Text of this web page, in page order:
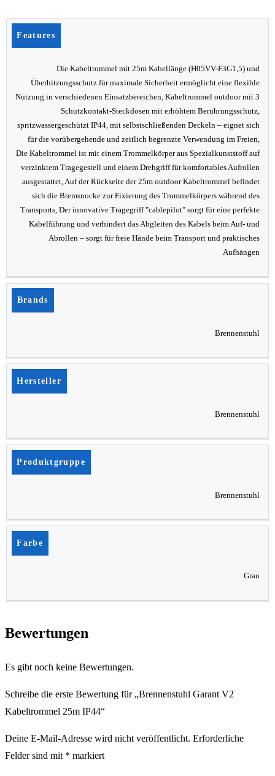
Features
Die Kabeltrommel mit 25m Kabellänge (H05VV-F3G1,5) und
Überhitzungsschutz für maximale Sicherheit ermöglicht eine flexible
Nutzung in verschiedenen Einsatzbereichen, Kabeltrommel outdoor mit 3
Schutzkontakt-Steckdosen mit erhöhtem Berührungsschutz,
spritzwassergeschützt IP44, mit selbstschließenden Deckeln – eignet sich
für die vorübergehende und zeitlich begrenzte Verwendung im Freien,
Die Kabeltrommel ist mit einem Trommelkörper aus Spezialkunststoff auf
verzinktem Tragegestell und einem Drehgriff für komfortables Aufrollen
ausgestattet, Auf der Rückseite der 25m outdoor Kabeltrommel befindet
sich die Bremsnocke zur Fixierung des Trommelkörpers während des
Transports, Der innovative Tragegriff "cablepilot" sorgt für eine perfekte
Kabelführung und verhindert das Abgleiten des Kabels beim Auf- und
Abrollen – sorgt für freie Hände beim Transport und praktisches
Aufhängen
Brands
Brennenstuhl
Hersteller
Brennenstuhl
Produktgruppe
Brennenstuhl
Farbe
Grau
Bewertungen
Es gibt noch keine Bewertungen.
Schreibe die erste Bewertung für „Brennenstuhl Garant V2
Kabeltrommel 25m IP44“
Deine E-Mail-Adresse wird nicht veröffentlicht. Erforderliche
Felder sind mit * markiert